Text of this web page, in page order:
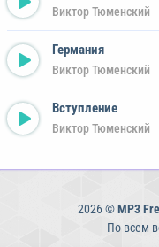
Виктор Тюменский
Германия
Виктор Тюменский
Вступление
Виктор Тюменский
2026 ©MP3
По всем